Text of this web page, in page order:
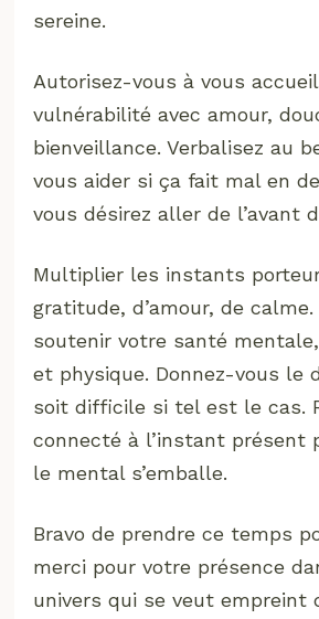
sereine.
Autorisez-vous à vous
vulnérabilité avec amour,
bienveillance. Verbalisez au
vous aider si ça fait mal en
vous désirez aller de l’avant
Multiplier les instants
gratitude, d’amour, de
soutenir votre santé
et physique. Donnez-vous le
soit difficile si tel est le cas.
connecté à l’instant présent
le mental s’emballe.
Bravo de prendre ce temps
merci pour votre présence
univers qui se veut empreint